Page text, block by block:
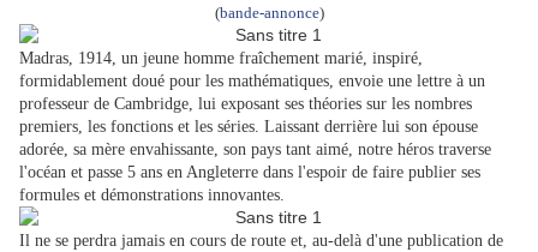
(bande-annonce)
Madras, 1914, un jeune homme fraîchement marié, inspiré,
formidablement doué pour les mathématiques, envoie une lettre à un
professeur de Cambridge, lui exposant ses théories sur les nombres
premiers, les fonctions et les séries. Laissant derrière lui son épouse
adorée, sa mère envahissante, son pays tant aimé, notre héros traverse
l'océan et passe 5 ans en Angleterre dans l'espoir de faire publier ses
formules et démonstrations innovantes.
Il ne se perdra jamais en cours de route et, au-delà d'une publication de